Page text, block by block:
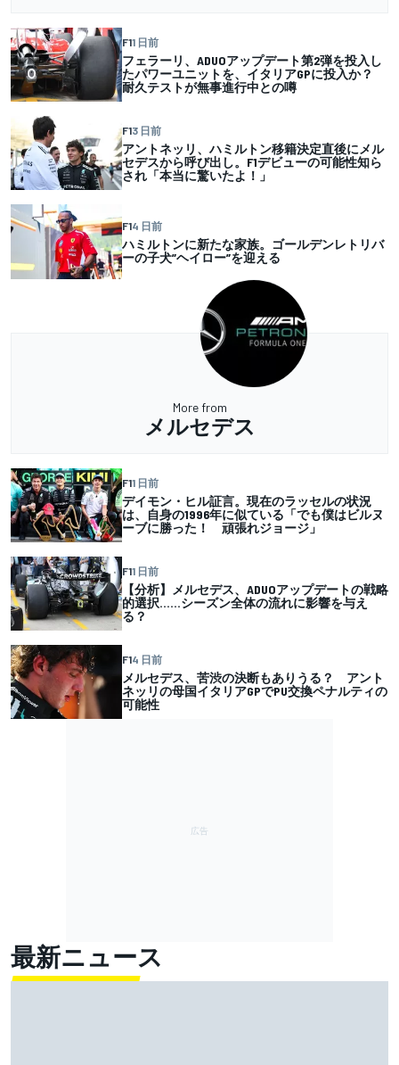
F11 日前
フェラーリ、ADUOアップデート第2弾を投入し
たパワーユニットを、イタリアGPに投入か？
耐久テストが無事進行中との噂
F13 日前
アントネッリ、ハミルトン移籍決定直後にメル
セデスから呼び出し。F1デビューの可能性知ら
され「本当に驚いたよ！」
F14 日前
ハミルトンに新たな家族。ゴールデンレトリバ
ーの子犬”ヘイロー”を迎える
More from
メルセデス
F11 日前
デイモン・ヒル証言。現在のラッセルの状況
は、自身の1996年に似ている「でも僕はビルヌ
ーブに勝った！ 頑張れジョージ」
F11 日前
【分析】メルセデス、ADUOアップデートの戦略
的選択……シーズン全体の流れに影響を与え
る？
F14 日前
メルセデス、苦渋の決断もありうる？ アント
ネッリの母国イタリアGPでPU交換ペナルティの
可能性
最新ニュース